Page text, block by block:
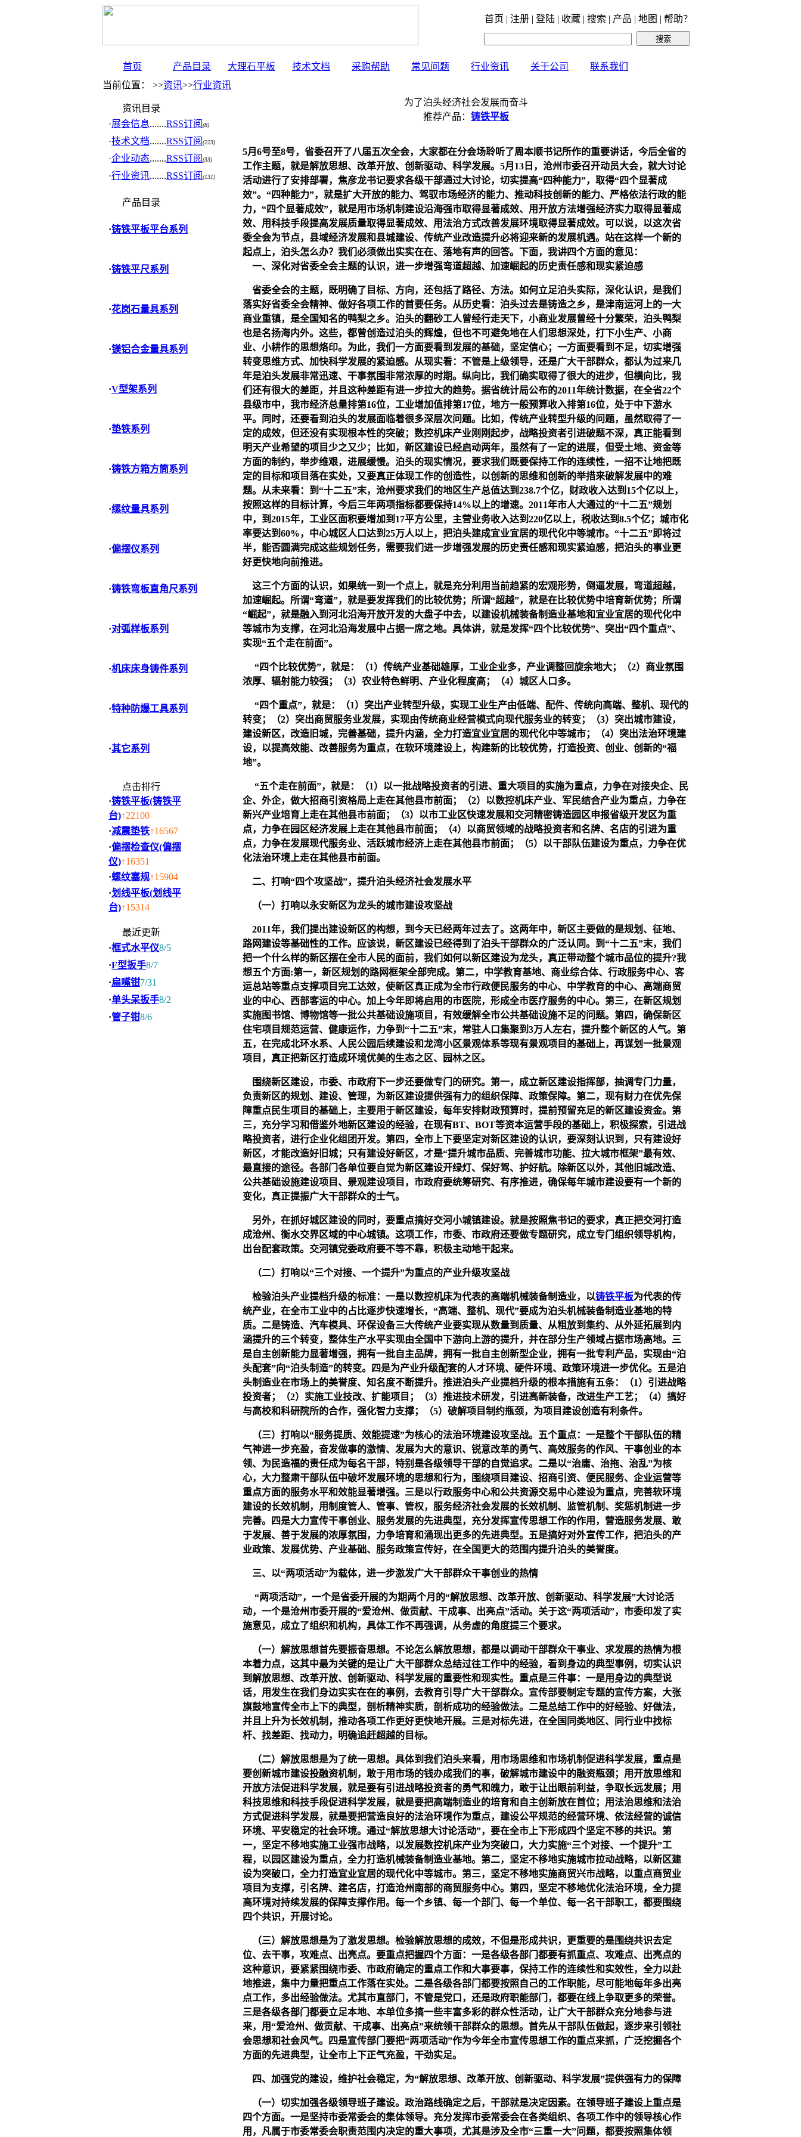
首页 | 注册 | 登陆 | 收藏 | 搜索 | 产品 | 地图 | 帮助？
首页 产品目录 大理石平板 技术文档 采购帮助 常见问题 行业资讯 关于公司
联系我们
当前位置： >>资讯>>行业资讯
资讯目录
·展会信息.......RSS订阅 (8)
·技术文档.......RSS订阅 (223)
·企业动态.......RSS订阅 (33)
·行业资讯.......RSS订阅 (131)
产品目录
·铸铁平板平台系列
·铸铁平尺系列
·花岗石量具系列
·镁铝合金量具系列
·V型架系列
·垫铁系列
·铸铁方箱方筒系列
·缧纹量具系列
·偏摆仪系列
·铸铁弯板直角尺系列
·对弧样板系列
·机床床身铸件系列
·特种防爆工具系列
·其它系列
点击排行
·铸铁平板(铸铁平
台)↑22100
·减震垫铁↑16567
·偏摆检查仪(偏摆
仪)↑16351
·螺纹塞规↑15904
·划线平板(划线平
台)↑15314
最近更新
·框式水平仪8/5
·F型扳手8/7
·扁嘴钳7/31
·单头呆扳手8/2
·管子钳8/6
为了泊头经济社会发展而奋斗
推荐产品： 铸铁平板
5月6号至8号，省委召开了八届五次全会，大家都在分会场聆听了周本顺书记所作的重要讲话，今后全省的
工作主题，就是解放思想、改革开放、创新驱动、科学发展。5月13日，沧州市委召开动员大会，就大讨论
活动进行了安排部署，焦彦龙书记要求各级干部通过大讨论，切实提高“四种能力”，取得“四个显著成
效”。“四种能力”，就是扩大开放的能力、驾驭市场经济的能力、推动科技创新的能力、严格依法行政的能
力，“四个显著成效”，就是用市场机制建设沿海强市取得显著成效、用开放方法增强经济实力取得显著成
效、用科技手段提高发展质量取得显著成效、用法治方式改善发展环境取得显著成效。可以说，以这次省
委全会为节点，县域经济发展和县城建设、传统产业改造提升必将迎来新的发展机遇。站在这样一个新的
起点上，泊头怎么办？我们必须做出实实在在、落地有声的回答。下面，我讲四个方面的意见：
一、深化对省委全会主题的认识，进一步增强弯道超越、加速崛起的历史责任感和现实紧迫感
省委全会的主题，既明确了目标、方向，还包括了路径、方法。如何立足泊头实际，深化认识，是我们
落实好省委全会精神、做好各项工作的首要任务。从历史看：泊头过去是铸造之乡，是津南运河上的一大
商业重镇，是全国知名的鸭梨之乡。泊头的翻砂工人曾经行走天下，小商业发展曾经十分繁荣，泊头鸭梨
也是名扬海内外。这些，都曾创造过泊头的辉煌，但也不可避免地在人们思想深处，打下小生产、小商
业、小耕作的思想烙印。为此，我们一方面要看到发展的基础，坚定信心；一方面要看到不足，切实增强
转变思维方式、加快科学发展的紧迫感。从现实看：不管是上级领导，还是广大干部群众，都认为过来几
年是泊头发展非常迅速、干事氛围非常浓厚的时期。纵向比，我们确实取得了很大的进步，但横向比，我
们还有很大的差距，并且这种差距有进一步拉大的趋势。据省统计局公布的2011年统计数据，在全省22个
县级市中，我市经济总量排第16位，工业增加值排第17位，地方一般预算收入排第16位，处于中下游水
平。同时，还要看到泊头的发展面临着很多深层次问题。比如，传统产业转型升级的问题，虽然取得了一
定的成效，但还没有实现根本性的突破；数控机床产业刚刚起步，战略投资者引进破题不深，真正能看到
明天产业希望的项目少之又少；比如，新区建设已经启动两年，虽然有了一定的进展，但受土地、资金等
方面的制约，举步维艰，进展缓慢。泊头的现实情况，要求我们既要保持工作的连续性，一招不让地把既
定的目标和项目落在实处，又要真正体现工作的创造性，以创新的思维和创新的举措来破解发展中的难
题。从未来看：到“十二五”末，沧州要求我们的地区生产总值达到238.7个亿，财政收入达到15个亿以上，
按照这样的目标计算，今后三年两项指标都要保持14%以上的增速。2011年市人大通过的“十二五”规划
中，到2015年，工业区面积要增加到17平方公里，主营业务收入达到220亿以上，税收达到8.5个亿；城市化
率要达到60%，中心城区人口达到25万人以上，把泊头建成宜业宜居的现代化中等城市。“十二五”即将过
半，能否圆满完成这些规划任务，需要我们进一步增强发展的历史责任感和现实紧迫感，把泊头的事业更
好更快地向前推进。
这三个方面的认识，如果统一到一个点上，就是充分利用当前趋紧的宏观形势，倒逼发展，弯道超越，
加速崛起。所谓“弯道”，就是要发挥我们的比较优势；所谓“超越”，就是在比较优势中培育新优势；所谓
“崛起”，就是融入到河北沿海开放开发的大盘子中去，以建设机械装备制造业基地和宜业宜居的现代化中
等城市为支撑，在河北沿海发展中占据一席之地。具体讲，就是发挥“四个比较优势”、突出“四个重点”、
实现“五个走在前面”。
“四个比较优势”，就是：（1）传统产业基础雄厚，工业企业多，产业调整回旋余地大；（2）商业氛围
浓厚、辐射能力较强；（3）农业特色鲜明、产业化程度高；（4）城区人口多。
“四个重点”，就是：（1）突出产业转型升级，实现工业生产由低端、配件、传统向高端、整机、现代的
转变；（2）突出商贸服务业发展，实现由传统商业经营模式向现代服务业的转变；（3）突出城市建设，
建设新区，改造旧城，完善基础，提升内涵，全力打造宜业宜居的现代化中等城市；（4）突出法治环境建
设，以提高效能、改善服务为重点，在软环境建设上，构建新的比较优势，打造投资、创业、创新的“福
地”。
“五个走在前面”，就是：（1）以一批战略投资者的引进、重大项目的实施为重点，力争在对接央企、民
企、外企，做大招商引资格局上走在其他县市前面；（2）以数控机床产业、军民结合产业为重点，力争在
新兴产业培育上走在其他县市前面；（3）以市工业区快速发展和交河精密铸造园区申报省级开发区为重
点，力争在园区经济发展上走在其他县市前面；（4）以商贸领域的战略投资者和名牌、名店的引进为重
点，力争在发展现代服务业、活跃城市经济上走在其他县市前面；（5）以干部队伍建设为重点，力争在优
化法治环境上走在其他县市前面。
二、打响“四个攻坚战”，提升泊头经济社会发展水平
（一）打响以永安新区为龙头的城市建设攻坚战
2011年，我们提出建设新区的构想，到今天已经两年过去了。这两年中，新区主要做的是规划、征地、
路网建设等基础性的工作。应该说，新区建设已经得到了泊头干部群众的广泛认同。到“十二五”末，我们
把一个什么样的新区摆在全市人民的面前，我们如何以新区建设为龙头，真正带动整个城市品位的提升?我
想五个方面:第一，新区规划的路网框架全部完成。第二，中学教育基地、商业综合体、行政服务中心、客
运总站等重点支撑项目完工达效，使新区真正成为全市行政便民服务的中心、中学教育的中心、高端商贸
业的中心、西部客运的中心。加上今年即将启用的市医院，形成全市医疗服务的中心。第三，在新区规划
实施图书馆、博物馆等一批公共基础设施项目，有效缓解全市公共基础设施不足的问题。第四，确保新区
住宅项目规范运营、健康运作，力争到“十二五”末，常驻人口集聚到3万人左右，提升整个新区的人气。第
五，在完成北环水系、人民公园后续建设和龙湾小区景观体系等现有景观项目的基础上，再谋划一批景观
项目，真正把新区打造成环境优美的生态之区、园林之区。
围绕新区建设，市委、市政府下一步还要做专门的研究。第一，成立新区建设指挥部，抽调专门力量，
负责新区的规划、建设、管理，为新区建设提供强有力的组织保障、政策保障。第二，现有财力在优先保
障重点民生项目的基础上，主要用于新区建设，每年安排财政预算时，提前预留充足的新区建设资金。第
三，充分学习和借鉴外地新区建设的经验，在现有BT、BOT等资本运营手段的基础上，积极探索，引进战
略投资者，进行企业化组团开发。第四，全市上下要坚定对新区建设的认识，要深刻认识到，只有建设好
新区，才能改造好旧城；只有建设好新区，才是“提升城市品质、完善城市功能、拉大城市框架”最有效、
最直接的途径。各部门各单位要自觉为新区建设开绿灯、保好驾、护好航。除新区以外，其他旧城改造、
公共基础设施建设项目、景观建设项目，市政府要统筹研究、有序推进，确保每年城市建设要有一个新的
变化，真正提振广大干部群众的士气。
另外，在抓好城区建设的同时，要重点搞好交河小城镇建设。就是按照焦书记的要求，真正把交河打造
成沧州、衡水交界区域的中心城镇。这项工作，市委、市政府还要做专题研究，成立专门组织领导机构，
出台配套政策。交河镇党委政府要不等不靠，积极主动地干起来。
（二）打响以“三个对接、一个提升”为重点的产业升级攻坚战
检验泊头产业提档升级的标准：一是以数控机床为代表的高端机械装备制造业，以铸铁平板为代表的传
统产业，在全市工业中的占比逐步快速增长，“高端、整机、现代”要成为泊头机械装备制造业基地的特
质。二是铸造、汽车模具、环保设备三大传统产业要实现从数量到质量、从粗放到集约、从外延拓展到内
涵提升的三个转变，整体生产水平实现由全国中下游向上游的提升，并在部分生产领域占据市场高地。三
是自主创新能力显著增强，拥有一批自主品牌，拥有一批自主创新型企业，拥有一批专利产品，实现由“泊
头配套”向“泊头制造”的转变。四是为产业升级配套的人才环境、硬件环境、政策环境进一步优化。五是泊
头制造业在市场上的美誉度、知名度不断提升。推进泊头产业提档升级的根本措施有五条：（1）引进战略
投资者；（2）实施工业技改、扩能项目；（3）推进技术研发，引进高新装备，改进生产工艺；（4）搞好
与高校和科研院所的合作，强化智力支撑；（5）破解项目制约瓶颈，为项目建设创造有利条件。
（三）打响以“服务提质、效能提速”为核心的法治环境建设攻坚战。五个重点：一是整个干部队伍的精
气神进一步充盈，奋发做事的激情、发展为大的意识、锐意改革的勇气、高效服务的作风、干事创业的本
领、为民造福的责任成为每名干部，特别是各级领导干部的自觉追求。二是以“治庸、治拖、治乱”为核
心，大力整肃干部队伍中破坏发展环境的思想和行为，围绕项目建设、招商引资、便民服务、企业运营等
重点方面的服务水平和效能显著增强。三是以行政服务中心和公共资源交易中心建设为重点，完善软环境
建设的长效机制，用制度管人、管事、管权，服务经济社会发展的长效机制、监管机制、奖惩机制进一步
完善。四是大力宣传干事创业、服务发展的先进典型，充分发挥宣传思想工作的作用，营造服务发展、敢
于发展、善于发展的浓厚氛围，力争培育和涌现出更多的先进典型。五是搞好对外宣传工作，把泊头的产
业政策、发展优势、产业基础、服务政策宣传好，在全国更大的范围内提升泊头的美誉度。
三、以“两项活动”为载体，进一步激发广大干部群众干事创业的热情
“两项活动”，一个是省委开展的为期两个月的“解放思想、改革开放、创新驱动、科学发展”大讨论活
动，一个是沧州市委开展的“爱沧州、做贡献、干成事、出亮点”活动。关于这“两项活动”，市委印发了实
施意见，成立了组织和机构，具体工作不再强调，从务虚的角度提三个要求。
（一）解放思想首先要振奋思想。不论怎么解放思想，都是以调动干部群众干事业、求发展的热情为根
本着力点，这其中最为关键的是让广大干部群众总结过往工作中的经验，看到身边的典型事例，切实认识
到解放思想、改革开放、创新驱动、科学发展的重要性和现实性。重点是三件事：一是用身边的典型说
话，用发生在我们身边实实在在的事例，去教育引导广大干部群众。宣传部要制定专题的宣传方案，大张
旗鼓地宣传全市上下的典型，剖析精神实质，剖析成功的经验做法。二是总结工作中的好经验、好做法，
并且上升为长效机制，推动各项工作更好更快地开展。三是对标先进，在全国同类地区、同行业中找标
杆、找差距、找动力，明确追赶超越的目标。
（二）解放思想是为了统一思想。具体到我们泊头来看，用市场思维和市场机制促进科学发展，重点是
要创新城市建设投融资机制，敢于用市场的钱办成我们的事，破解城市建设中的融资瓶颈；用开放思维和
开放方法促进科学发展，就是要有引进战略投资者的勇气和魄力，敢于让出眼前利益，争取长远发展；用
科技思维和科技手段促进科学发展，就是要把高端制造业的培育和自主创新放在首位；用法治思维和法治
方式促进科学发展，就是要把营造良好的法治环境作为重点，建设公平规范的经营环境、依法经营的诚信
环境、平安稳定的社会环境。通过“解放思想大讨论活动”，要在全市上下形成四个坚定不移的共识。第
一，坚定不移地实施工业强市战略，以发展数控机床产业为突破口，大力实施“三个对接、一个提升”工
程，以园区建设为重点，全力打造机械装备制造业基地。第二，坚定不移地实施城市拉动战略，以新区建
设为突破口，全力打造宜业宜居的现代化中等城市。第三，坚定不移地实施商贸兴市战略，以重点商贸业
项目为支撑，引名牌、建名店，打造沧州南部的商贸服务中心。第四，坚定不移地优化法治环境，全力提
高环境对持续发展的保障支撑作用。每一个乡镇、每一个部门、每一个单位、每一名干部职工，都要围绕
四个共识，开展讨论。
（三）解放思想是为了激发思想。检验解放思想的成效，不但是形成共识，更重要的是围绕共识去定
位、去干事，攻难点、出亮点。要重点把握四个方面：一是各级各部门都要有抓重点、攻难点、出亮点的
这种意识，要紧紧围绕市委、市政府确定的重点工作和大事要事，保持工作的连续性和实效性，全力以赴
地推进，集中力量把重点工作落在实处。二是各级各部门都要按照自己的工作职能，尽可能地每年多出亮
点工作，多出经验做法。尤其市直部门，不管是党口，还是政府职能部门，都要在线上争取更多的荣誉。
三是各级各部门都要立足本地、本单位多搞一些丰富多彩的群众性活动，让广大干部群众充分地参与进
来，用“爱沧州、做贡献、干成事、出亮点”来统领干部群众的思想。首先从干部队伍做起，逐步来引领社
会思想和社会风气。四是宣传部门要把“两项活动”作为今年全市宣传思想工作的重点来抓，广泛挖掘各个
方面的先进典型，让全市上下正气充盈，干劲实足。
四、加强党的建设，维护社会稳定，为“解放思想、改革开放、创新驱动、科学发展”提供强有力的保障
（一）切实加强各级领导班子建设。政治路线确定之后，干部就是决定因素。在领导班子建设上重点是
四个方面。一是坚持市委常委会的集体领导。充分发挥市委常委会在各类组织、各项工作中的领导核心作
用，凡属于市委常委会职责范围内决定的重大事项，尤其是涉及全市“三重一大”问题，都要按照集体领